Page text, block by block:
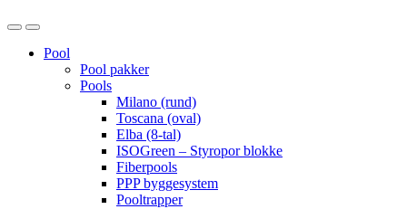
OpenClose
Pool
Pool pakker
Pools
Milano (rund)
Toscana (oval)
Elba (8-tal)
ISOGreen – Styropor blokke
Fiberpools
PPP byggesystem
Pooltrapper